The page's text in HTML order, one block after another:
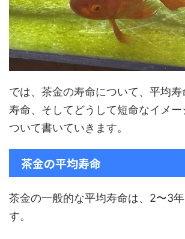
では、茶金の寿命について、平均
寿命、そしてどうして短命なイメ
ついて書いていきます。
茶金の平均寿命
茶金の一般的な平均寿命は、2〜3
す。